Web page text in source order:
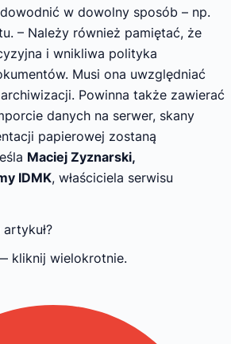
w dowolny sposób – np.
– Należy również pamiętać, że
i wnikliwa polityka
Musi ona uwzględniać
Powinna także zawierać
danych na serwer, skany
papierowej zostaną
Maciej Zyznarski,
IDMK, właściciela serwisu
kliknij wielokrotnie.